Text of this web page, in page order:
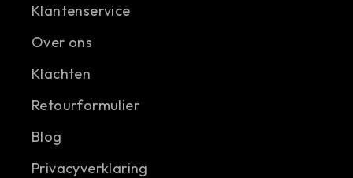
Klantenservice
Over ons
Klachten
Retourformulier
Blog
Privacyverklaring